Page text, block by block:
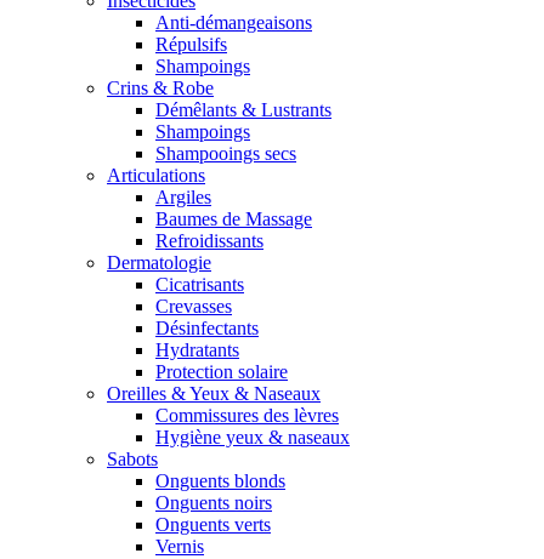
Anti-démangeaisons
Répulsifs
Shampoings
Crins & Robe
Démêlants & Lustrants
Shampoings
Shampooings secs
Articulations
Argiles
Baumes de Massage
Refroidissants
Dermatologie
Cicatrisants
Crevasses
Désinfectants
Hydratants
Protection solaire
Oreilles & Yeux & Naseaux
Commissures des lèvres
Hygiène yeux & naseaux
Sabots
Onguents blonds
Onguents noirs
Onguents verts
Vernis